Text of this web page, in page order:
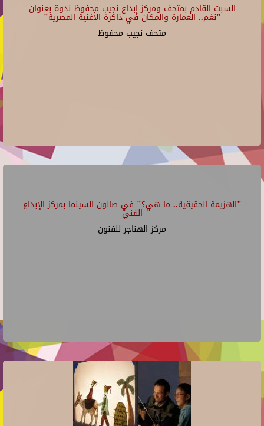
السبت القادم بمتحف ومركز إبداع نجيب محفوظ ندوة بعنوان
"نغم.. العمارة والمكان في ذاكرة الأغنية المصرية"
متحف نجيب محفوظ
"الهزيمة الحقيقية.. ما هي؟" في صالون السينما بمركز الإبداع
الفني
مركز الهناجر للفنون